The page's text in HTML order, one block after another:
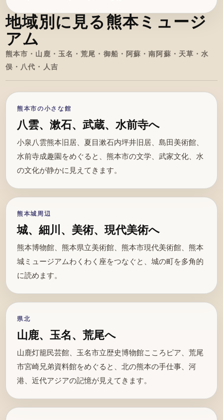
地域別に見る熊本ミュージ
アム
熊本市・山鹿・玉名・荒尾・御船・阿蘇・南阿蘇・天草・水
俣・八代・人吉
熊本市の小さな館
八雲、漱石、武蔵、水前寺へ
小泉八雲熊本旧居、夏目漱石内坪井旧居、島田美術館、
水前寺成趣園をめぐると、熊本市の文学、武家文化、水
の文化が静かに見えてきます。
熊本城周辺
城、細川、美術、現代美術へ
熊本博物館、熊本県立美術館、熊本市現代美術館、熊本
城ミュージアムわくわく座をつなぐと、城の町を多角的
に読めます。
県北
山鹿、玉名、荒尾へ
山鹿灯籠民芸館、玉名市立歴史博物館こころピア、荒尾
市宮崎兄弟資料館をめぐると、北の熊本の手仕事、河
港、近代アジアの記憶が見えてきます。